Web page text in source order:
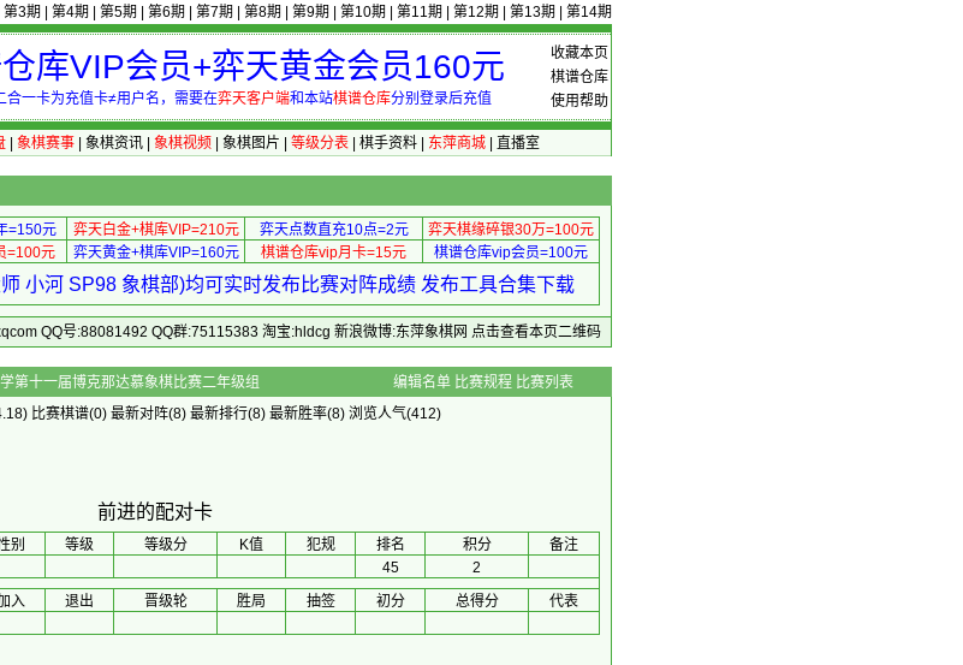
第3期 第4期 第5期 第6期 第7期 第8期 第9期 第10期 第11期 第12期 第13期 第14期
收藏本页
棋谱仓库
使用帮助
库VIP会员+弈天黄金会员160元
合一卡为充值卡≠用户名，需要在弈天客户端和本站棋谱仓库分别登录后充值
| 象棋赛事| 象棋资讯| 象棋视频 象棋图片 等级分表| 棋手资料| 东萍商城| 直播室
=150元 弈天白金+棋库VIP=210元 弈天点数直充10点=2元
弈天棋缘碎银30万=100元
=100元 弈天黄金+棋库VIP=160元 棋谱仓库vip月卡=15元 棋谱仓库vip会员=100元
小河 SP98 象棋部)均可实时发布比赛对阵成绩 发布工具合集下载
QQ号:88081492 QQ群:75115383 淘宝:hldcg 新浪微博:东萍象棋网 点击查看本页二维码
古族中学第十一届博克那达慕象棋比赛二年级组 编辑名单 比赛规程 比赛列表
比赛棋谱(0) 最新对阵(8) 最新排行(8) 最新胜率(8) 浏览人气(412)
前进的配对卡
别 等级 等级分 K值 犯规 排名 积分
备注
45
2
入 退出 晋级轮 胜局 抽签 初分 总得分 代表